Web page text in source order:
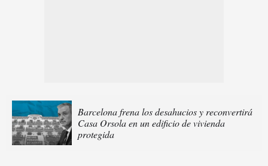
Barcelona frena los desahucios y reconvertirá
Casa Orsola en un edificio de vivienda
protegida